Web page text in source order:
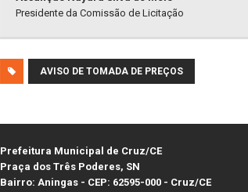
Presidente da Comissão de Licitação
AVISO DE TOMADA DE PREÇOS
Prefeitura Municipal de Cruz/CE
Praça dos Três Poderes, SN
Bairro: Aningas - CEP: 62595-000 - Cruz/CE